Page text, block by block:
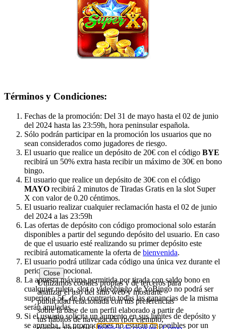
Términos y Condiciones:
Fechas de la promoción: Del 31 de mayo hasta el 02 de junio
del 2024 hasta las 23:59h, hora peninsular española.
Sólo podrán participar en la promoción los usuarios que no
sean considerados como jugadores de riesgo.
El usuario que realice un depósito de 20€ con el código BYE
recibirá un 50% extra hasta recibir un máximo de 30€ en bono
bingo.
El usuario que realice un depósito de 30€ con el código
MAYO recibirá 2 minutos de Tiradas Gratis en la slot Super
X con valor de 0.20 céntimos.
El usuario realizar cualquier reclamación hasta el 02 de junio
del 2024 a las 23:59h
Las ofertas de depósito con código promocional solo estarán
disponibles a partir del segundo depósito del usuario. En caso
de que el usuario esté realizando su primer depósito este
recibirá automaticamente la oferta de bienvenida.
El usuario podrá utilizar cada código una única vez durante el
periodo promocional.
La apuesta máxima permitida por tirada con saldo bono en
cualquier ruleta, slot o videobingo de YoBingo no podrá ser
superior a 5€, de lo contrario todas las ganancias de la misma
serán anuladas.
Si el usuario solicita un aumento en sus límites de depósito y
se aprueba, las promociones no estarán disponibles por un
Close
Utilizamos cookies propias y de terceros para
analizar el uso del sitio web y mostrarte
publicidad relacionada con tus preferencias
sobre la base de un perfil elaborado a partir de
tus hábitos de navegación (por ejemplo,